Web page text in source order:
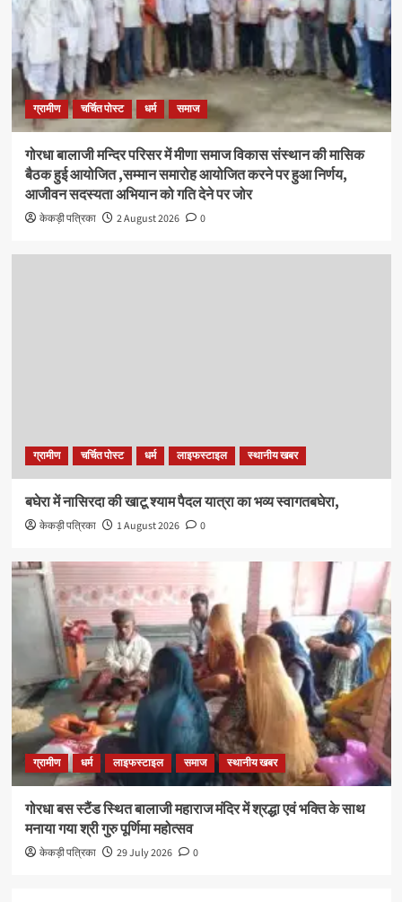
ग्रामीण चर्चित पोस्ट धर्म समाज
गोरधा बालाजी मन्दिर परिसर में मीणा समाज विकास संस्थान की मासिक
बैठक हुई आयोजित ,सम्मान समारोह आयोजित करने पर हुआ निर्णय,
आजीवन सदस्यता अभियान को गति देने पर जोर
केकड़ी पत्रिका 2 August 2026 0
ग्रामीण चर्चित पोस्ट धर्म लाइफस्टाइल स्थानीय खबर
बघेरा में नासिरदा की खाटू श्याम पैदल यात्रा का भव्य स्वागतबघेरा,
केकड़ी पत्रिका 1 August 2026 0
ग्रामीण धर्म लाइफस्टाइल समाज स्थानीय खबर
गोरधा बस स्टैंड स्थित बालाजी महाराज मंदिर में श्रद्धा एवं भक्ति के साथ
मनाया गया श्री गुरु पूर्णिमा महोत्सव
केकड़ी पत्रिका 29 July 2026 0